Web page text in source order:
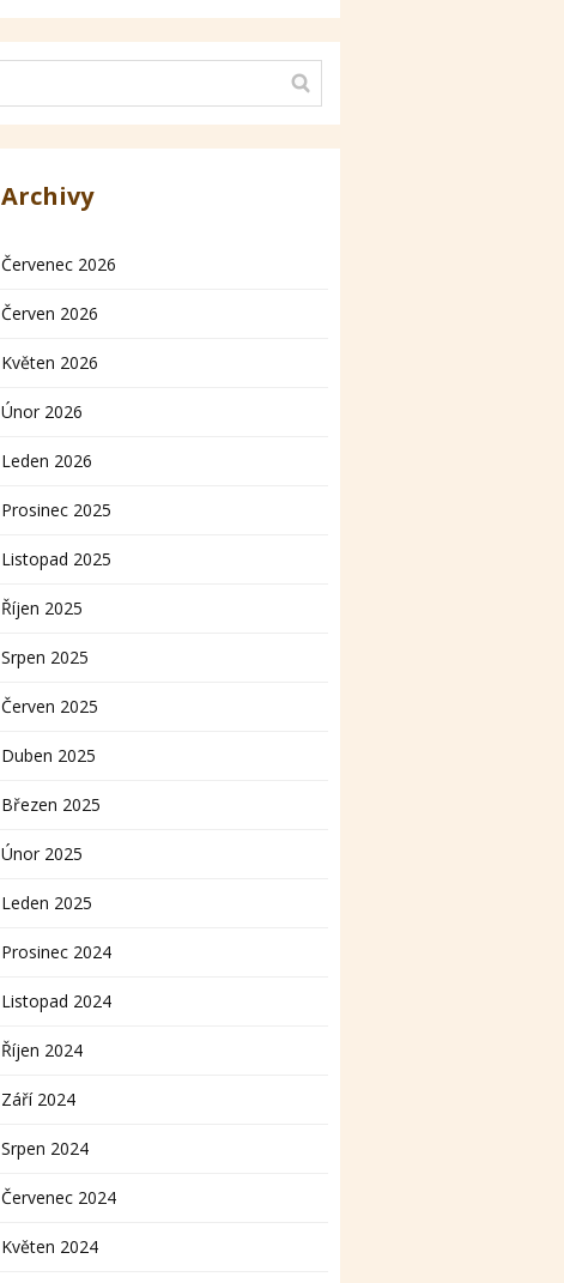
Archivy
Červenec 2026
Červen 2026
Květen 2026
Únor 2026
Leden 2026
Prosinec 2025
Listopad 2025
Říjen 2025
Srpen 2025
Červen 2025
Duben 2025
Březen 2025
Únor 2025
Leden 2025
Prosinec 2024
Listopad 2024
Říjen 2024
Září 2024
Srpen 2024
Červenec 2024
Květen 2024